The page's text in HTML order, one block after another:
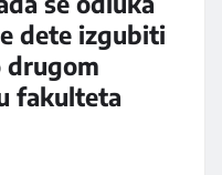
dete izgubiti
drugom
fakulteta